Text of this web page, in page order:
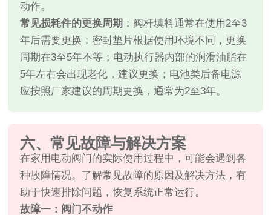
动作。
常见损耗件的更换周期 ：阀杆填料通常在使用2至3
年后需要更换；密封垫片根据使用环境不同，更换
周期在3至5年不等；电动执行器内部的润滑油脂在
5年左右会出现老化，建议更换；电池类后备电源
应按照厂家建议的周期更换，通常为2至3年。
六、常见故障与解决方案
在家用电动阀门的实际使用过程中，可能会遇到各
种故障情况。了解常见故障的原因及解决方法，有
助于快速排除问题，恢复系统正常运行。
故障一：阀门不动作